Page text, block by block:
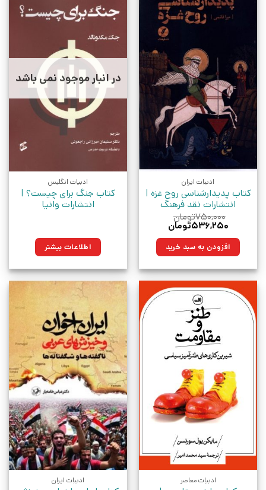
ادبیات ایران
کتاب پدیدارشناسی روح غزه |
انتشارات نقد فرهنگ
۷۵۰,۰۰۰تومان
قیمت
۷۵۰,۰۰۰تومان
بود.
۵۳۶,۲۵۰تومان
۵۳۶,۲۵۰تومان.افزودن به سبد خرید
در انبار موجود نمی باشد
ادبیات انگلیس
کتاب جنگ برای چیست؟ |
انتشارات وانیا
اطلاعات بیشتر
ادبیات معاصر ادبیات ایران